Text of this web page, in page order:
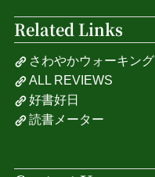
Related Links
さわやかウォーキング
ALL REVIEWS
好書好日
読書メーター